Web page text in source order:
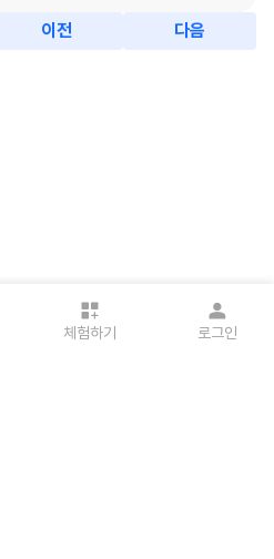
이전 다음
체험하기 로그인